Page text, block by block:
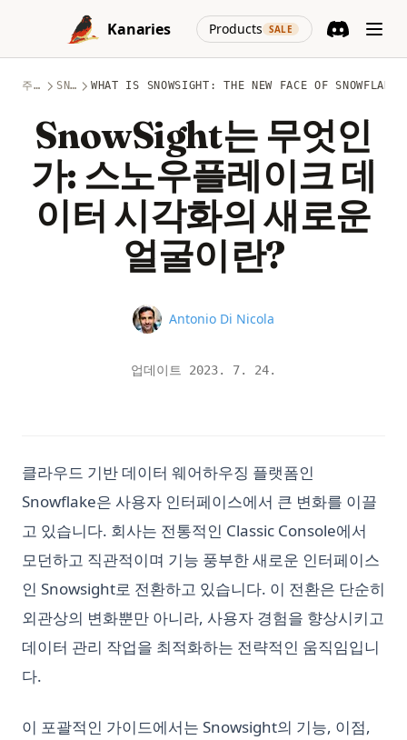
Skip to content
Kanaries
Products SALE
(opens in a
주제 SNOWFLAKE WHAT IS SNOWSIGHT: THE NEW FACE OF
SnowSight는 무엇인
가: 스노우플레이크 데
이터 시각화의 새로운
얼굴이란?
Name
Antonio Di Nicola
업데이트 2023. 7. 24.
클라우드 기반 데이터 웨어하우징 플랫폼인
Snowflake은 사용자 인터페이스에서 큰 변화를 이끌
고 있습니다. 회사는 전통적인 Classic Console에서
모던하고 직관적이며 기능 풍부한 새로운 인터페이스
인 Snowsight로 전환하고 있습니다. 이 전환은 단순히
외관상의 변화뿐만 아니라, 사용자 경험을 향상시키고
데이터 관리 작업을 최적화하는 전략적인 움직임입니
다.
이 포괄적인 가이드에서는 Snowsight의 기능, 이점,